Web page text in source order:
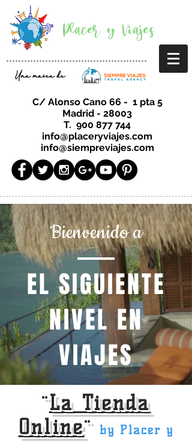
Placer y Viajes
Una marca de
C/ Alonso Cano 66 - 1 pta 5
Madrid - 28003
T. 900 877 744
info@placeryviajes.com
info@siempreviajes.com
Bienvenido a
EL SIGUIENTE
NIVEL EN
VIAJES
¨La Tienda
Online¨ by Placer y